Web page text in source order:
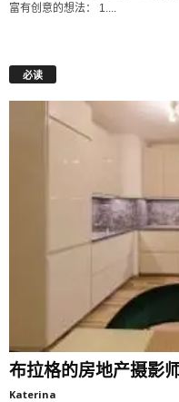
富有创意的想法： 1....
必读
布拉格的房地产摄影
Katerina